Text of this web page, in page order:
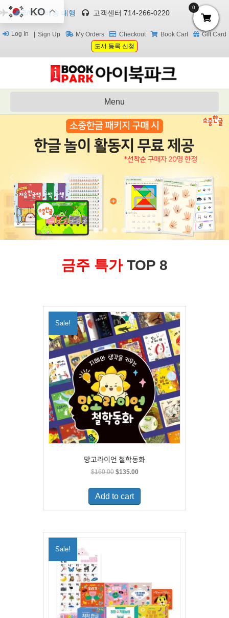
한국/미국 배송 대행 고객센터 714-266-0220
Log In Sign Up My Orders Checkout Book Cart
Gift Card
도서 등록 신청
Menu
금주 특가 TOP 8
Sale!
망고라이언 철학동화
$160.00 Original
was:
$160.00.
$135.00Current
is:
Add to cart
Sale!
KO 0